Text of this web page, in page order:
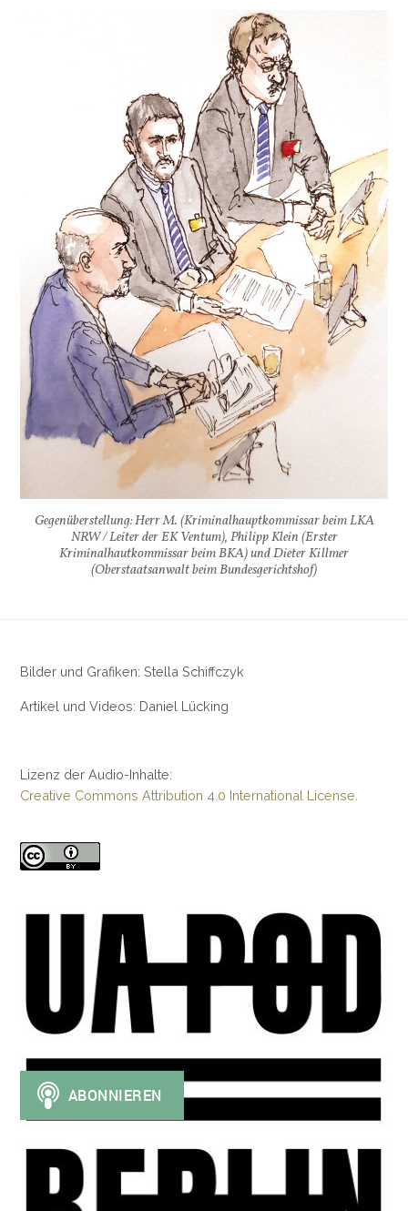
Gegenüberstellung: Herr M. (Kriminalhauptkommissar beim LKA
NRW / Leiter der EK Ventum), Philipp Klein (Erster
Kriminalhautkommissar beim BKA) und Dieter Killmer
(Oberstaatsanwalt beim Bundesgerichtshof)
Bilder und Grafiken: Stella Schiffczyk
Artikel und Videos: Daniel Lücking
Lizenz der Audio-Inhalte:
Creative Commons Attribution 4.0 International License.